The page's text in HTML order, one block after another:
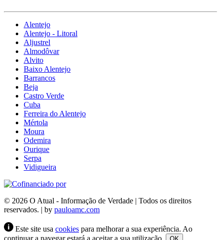
Alentejo
Alentejo - Litoral
Aljustrel
Almodôvar
Alvito
Baixo Alentejo
Barrancos
Beja
Castro Verde
Cuba
Ferreira do Alentejo
Mértola
Moura
Odemira
Ourique
Serpa
Vidigueira
© 2026 O Atual - Informação de Verdade | Todos os direitos
reservados. | by pauloamc.com
Este site usa cookies para melhorar a sua experiência. Ao